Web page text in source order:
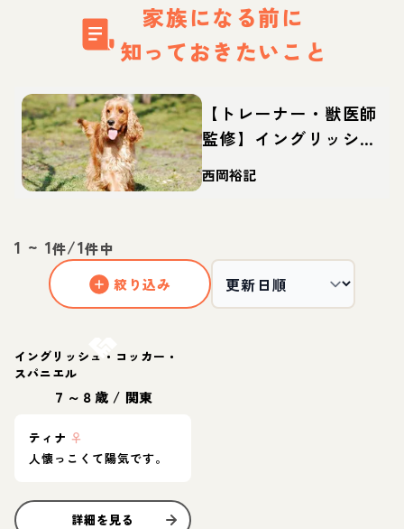
家族になる前に
知っておきたいこと
【トレーナー・獣医師
監修】イングリッシュ
コッカースパニエルっ
てどんな犬？性格・特
西岡裕記
1 ~ 1件/1件中
絞り込み
イングリッシュ・コッカー・
スパニエル
７～８歳 / 関東
ティナ ♀
人懐っこくて陽気です。
詳細を見る